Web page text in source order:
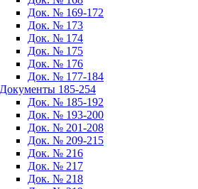
Док. № 169-172
Док. № 173
Док. № 174
Док. № 175
Док. № 176
Док. № 177-184
Документы 185-254
Док. № 185-192
Док. № 193-200
Док. № 201-208
Док. № 209-215
Док. № 216
Док. № 217
Док. № 218